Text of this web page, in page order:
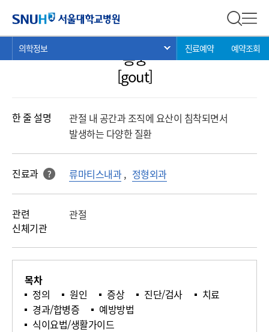
전체 검
현
재
의학정보 서브 메뉴 목록 열기
진료예약 예약조회
의학정보
통풍
[gout]
한 줄 설명
관절 내 공간과 조직에 요산이 침착되면서
발생하는 다양한 질환
진료과 해당 과를 클릭 하면진료과로 바로 연결됩니다.
류마티스내과, 정형외과
관련
신체기관
관절
목차
정의
원인 증상 진단/검사
치료
경과/합병증
예방방법
식이요법/생활가이드